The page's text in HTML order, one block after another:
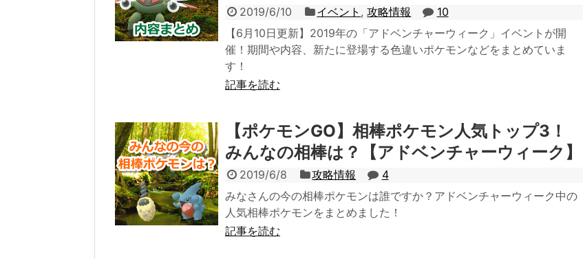
2019/6/10 イベント ,攻略情報
10
【6月10日更新】2019年の「アドベンチャーウィーク」イベントが開
催！期間や内容、新たに登場する色違いポケモンなどをまとめていま
す！
記事を読む
【ポケモンGO】相棒ポケモン人気トップ3！
みんなの相棒は？【アドベンチャーウィーク】
2019/6/8 攻略情報
4
みなさんの今の相棒ポケモンは誰ですか？アドベンチャーウィーク中の
人気相棒ポケモンをまとめました！
記事を読む